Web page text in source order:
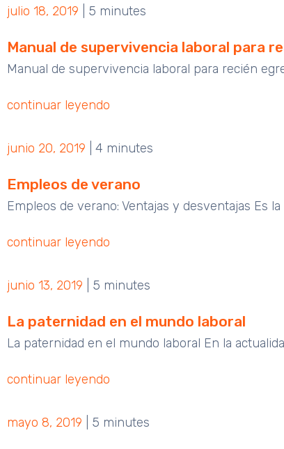
julio 18, 2019 5 minutes
Manual de supervivencia laboral para
Manual de supervivencia laboral para recién
continuar leyendo
junio 20, 2019 4 minutes
Empleos de verano
Empleos de verano: Ventajas y desventajas Es
continuar leyendo
junio 13, 2019 5 minutes
La paternidad en el mundo laboral
La paternidad en el mundo laboral En la
continuar leyendo
mayo 8, 2019 5 minutes